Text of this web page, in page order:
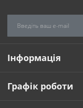
Інформація
Графік роботи